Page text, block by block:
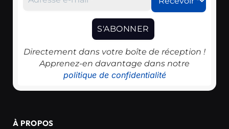
Directement dans votre boîte de réception !
Apprenez-en davantage dans notre
politique de confidentialité
À PROPOS